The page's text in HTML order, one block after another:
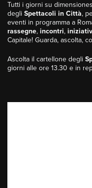
Tutti i giorni su
degli Spettacoli in Città,
eventi in programma a
rassegne, incontri,
Capitale! Guarda, ascolta,
Ascolta il cartellone degli
giorni alle ore 13.30 e in